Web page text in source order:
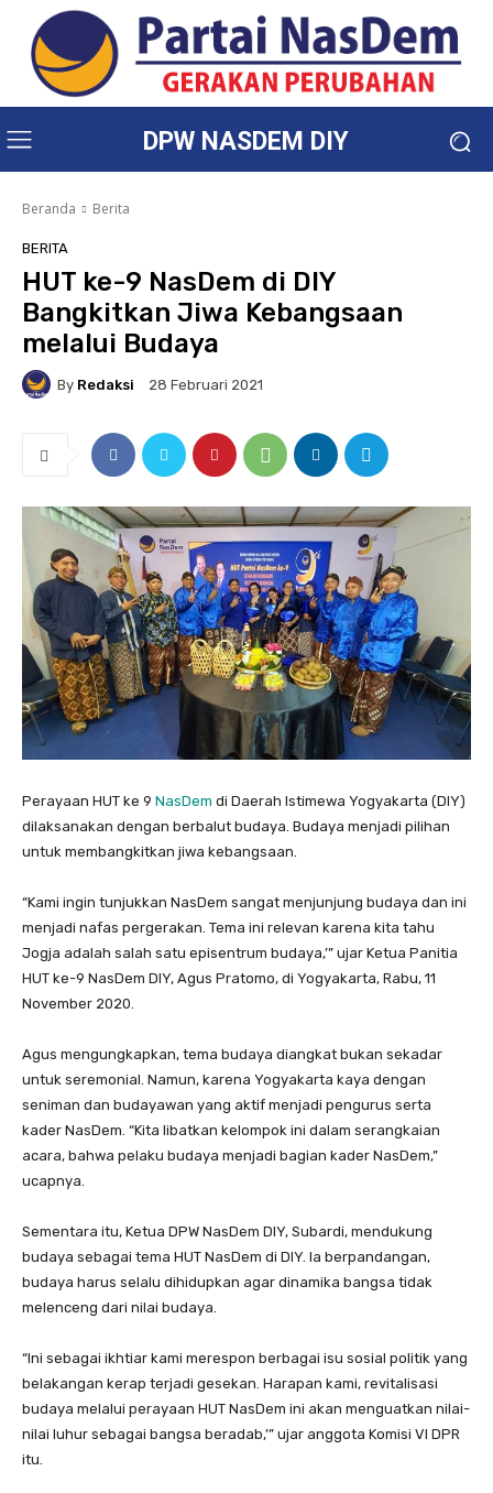
DPW NASDEM DIY
Beranda Berita
BERITA
HUT ke-9 NasDem di DIY
Bangkitkan Jiwa Kebangsaan
melalui Budaya
By Redaksi 28 Februari 2021
Perayaan HUT ke 9 NasDem di Daerah Istimewa Yogyakarta (DIY)
dilaksanakan dengan berbalut budaya. Budaya menjadi pilihan
untuk membangkitkan jiwa kebangsaan.
“Kami ingin tunjukkan NasDem sangat menjunjung budaya dan ini
menjadi nafas pergerakan. Tema ini relevan karena kita tahu
Jogja adalah salah satu episentrum budaya,’” ujar Ketua Panitia
HUT ke-9 NasDem DIY, Agus Pratomo, di Yogyakarta, Rabu, 11
November 2020.
Agus mengungkapkan, tema budaya diangkat bukan sekadar
untuk seremonial. Namun, karena Yogyakarta kaya dengan
seniman dan budayawan yang aktif menjadi pengurus serta
kader NasDem. “Kita libatkan kelompok ini dalam serangkaian
acara, bahwa pelaku budaya menjadi bagian kader NasDem,”
ucapnya.
Sementara itu, Ketua DPW NasDem DIY, Subardi, mendukung
budaya sebagai tema HUT NasDem di DIY. Ia berpandangan,
budaya harus selalu dihidupkan agar dinamika bangsa tidak
melenceng dari nilai budaya.
“Ini sebagai ikhtiar kami merespon berbagai isu sosial politik yang
belakangan kerap terjadi gesekan. Harapan kami, revitalisasi
budaya melalui perayaan HUT NasDem ini akan menguatkan nilai-
nilai luhur sebagai bangsa beradab,’” ujar anggota Komisi VI DPR
itu.